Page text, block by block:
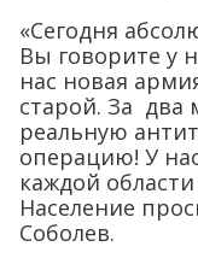
«Сегодня
Вы говорите у
нас новая
старой. За два
реальную
операцию! У
каждой
Население
Соболев.